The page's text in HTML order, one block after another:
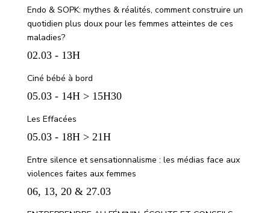
Endo & SOPK: mythes & réalités, comment construire un
quotidien plus doux pour les femmes atteintes de ces
maladies?
02.03 - 13H
Ciné bébé à bord
05.03 - 14H > 15H30
Les Effacées
05.03 - 18H > 21H
Entre silence et sensationnalisme : les médias face aux
violences faites aux femmes
06, 13, 20 & 27.03